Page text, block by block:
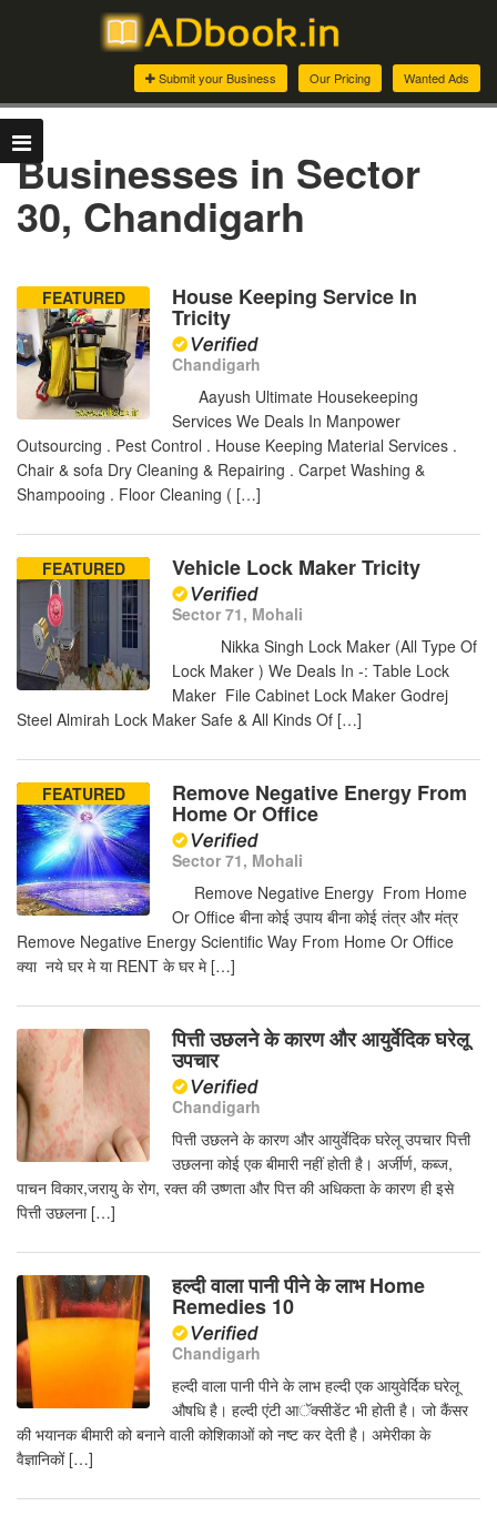
Wanted Ads
Our Pricing
Submit your Business
Businesses in Sector
30, Chandigarh
FEATURED House Keeping Service In
Tricity
Chandigarh
Aayush Ultimate Housekeeping
Services We Deals In Manpower
Outsourcing . Pest Control . House Keeping Material Services .
Chair & sofa Dry Cleaning & Repairing . Carpet Washing &
Shampooing . Floor Cleaning ( […]
FEATURED Vehicle Lock Maker Tricity
Sector 71, Mohali
Nikka Singh Lock Maker (All Type Of
Lock Maker ) We Deals In -: Table Lock
Maker File Cabinet Lock Maker Godrej
Steel Almirah Lock Maker Safe & All Kinds Of […]
FEATURED Remove Negative Energy From
Home Or Office
Sector 71, Mohali
Remove Negative Energy From Home
Or Office बीना कोई उपाय बीना कोई तंत्र और मंत्र
Remove Negative Energy Scientific Way From Home Or Office
क्या नये घर मे या RENT के घर मे […]
पित्ती उछलने के कारण और आयुर्वेदिक घरेलू
उपचार
Chandigarh
पित्ती उछलने के कारण और आयुर्वेदिक घरेलू उपचार पित्ती
उछलना कोई एक बीमारी नहीं होती है। अर्जीर्ण, कब्ज,
पाचन विकार,जरायु के रोग, रक्त की उष्णता और पित्त की अधिकता के कारण ही इसे
पित्ती उछलना […]
हल्दी वाला पानी पीने के लाभ Home
Remedies 10
Chandigarh
हल्दी वाला पानी पीने के लाभ हल्दी एक आयुवेर्दिक घरेलू
औषधि है। हल्दी एंटी आॅक्सीडेंट भी होती है। जो कैंसर
की भयानक बीमारी को बनाने वाली कोशिकाओं को नष्ट कर देती है। अमेरीका के
वैज्ञानिकों […]